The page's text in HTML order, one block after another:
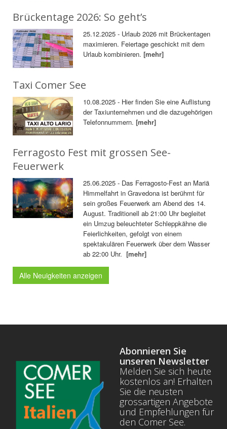
Brückentage 2026: So geht’s
25.12.2025 - Urlaub 2026 mit Brückentagen
maximieren. Feiertage geschickt mit dem
Urlaub kombinieren.[mehr]
Taxi Comer See
10.08.2025 - Hier finden Sie eine Auflistung
der Taxiunternehmen und die dazugehörigen
Telefonnummern.[mehr]
Ferragosto Fest mit grossen See-
Feuerwerk
25.06.2025 - Das Ferragosto-Fest an Mariä
Himmelfahrt in Gravedona ist berühmt für
sein großes Feuerwerk am Abend des 14.
August. Traditionell ab 21:00 Uhr begleitet
ein Umzug beleuchteter Schleppkähne die
Feierlichkeiten, gefolgt von einem
spektakulären Feuerwerk über dem Wasser
ab 22:00 Uhr.[mehr]
Alle Neuigkeiten anzeigen
Abonnieren Sie
unseren Newsletter
Melden Sie sich heute
kostenlos an! Erhalten
Sie die neusten
grossartigen Angebote
und Empfehlungen für
den Comer See.